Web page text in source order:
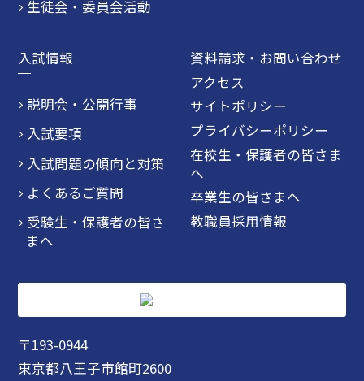
生徒会・委員会活動
入試情報
説明会・公開行事
入試要項
入試問題の傾向と対策
よくあるご質問
受験生・保護者の皆さ
まへ
資料請求・お問い合わせ
アクセス
サイトポリシー
プライバシーポリシー
在校生・保護者の皆さま
へ
卒業生の皆さまへ
教職員採用情報
〒193-0944
東京都八王子市館町2600